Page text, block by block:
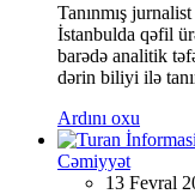
Tanınmış
İstanbulda qəfil
barədə analitik
dərin biliyi ilə
Ardını oxu
Cəmiyyət
13 Fevral